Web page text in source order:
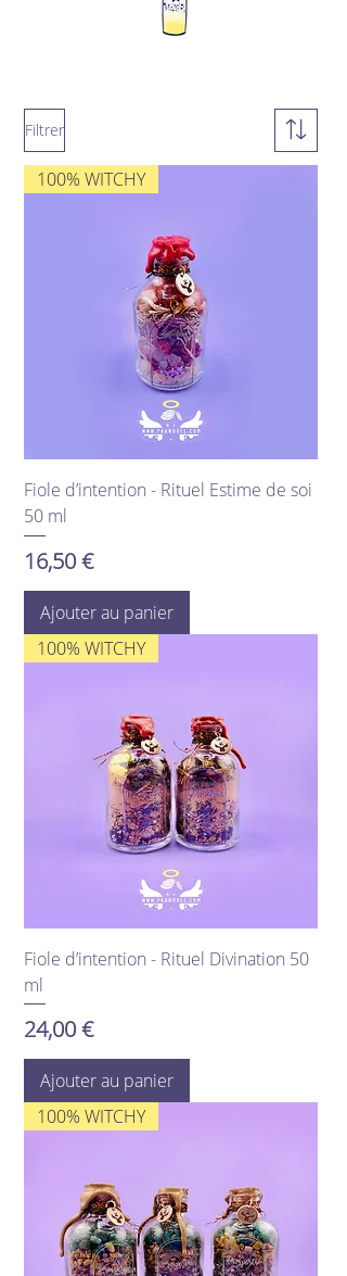
Filtrer
100% WITCHY
Fiole d’intention - Rituel Estime de soi
50 ml
Prix
16,50 €
Ajouter au panier
100% WITCHY
Fiole d’intention - Rituel Divination 50
ml
Prix
24,00 €
Ajouter au panier
100% WITCHY